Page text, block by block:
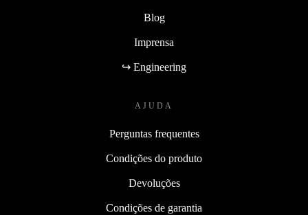
Blog
Imprensa
↪ Engineering
AJUDA
Perguntas frequentes
Condições do produto
Devoluções
Condições de garantia